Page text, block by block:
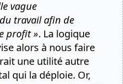
vague
travail afin de
profit ». La logique
alors à nous faire
une utilité autre
qui la déploie. Or,